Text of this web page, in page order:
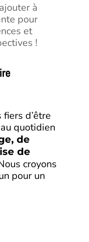
à
pour
et
!
d’être
quotidien
de
de
croyons
pour un